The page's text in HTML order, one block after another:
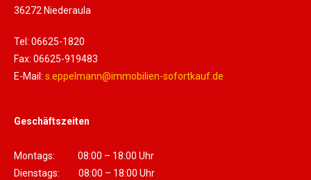
36272 Niederaula
Tel: 06625-1820
Fax: 06625-919483
E-Mail: s.eppelmann@immobilien-sofortkauf.de
Geschäftszeiten
Montags: 08:00 – 18:00 Uhr
Dienstags: 08:00 – 18:00 Uhr